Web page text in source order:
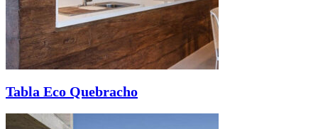
Tabla Eco Quebracho